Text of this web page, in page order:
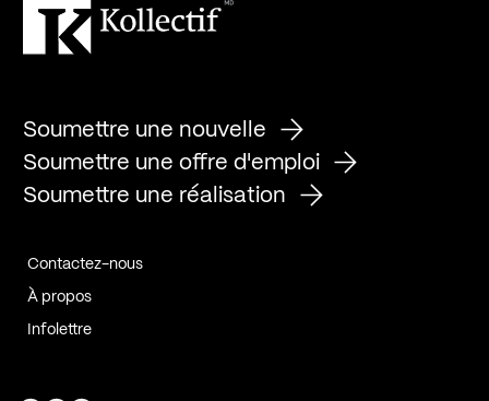
Soumettre une nouvelle
Soumettre une offre d'emploi
Soumettre une réalisation
Contactez-nous
À propos
Infolettre